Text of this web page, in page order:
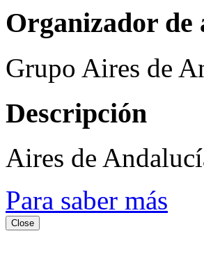
Organizador de
Grupo Aires de
Descripción
Aires de
Para saber más
Close